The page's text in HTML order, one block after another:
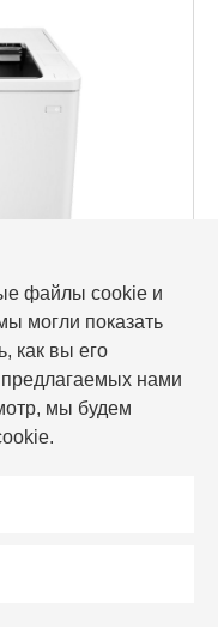
(7PS84A), A4
файлы cookie и
могли показать
как вы его
нами
мы будем